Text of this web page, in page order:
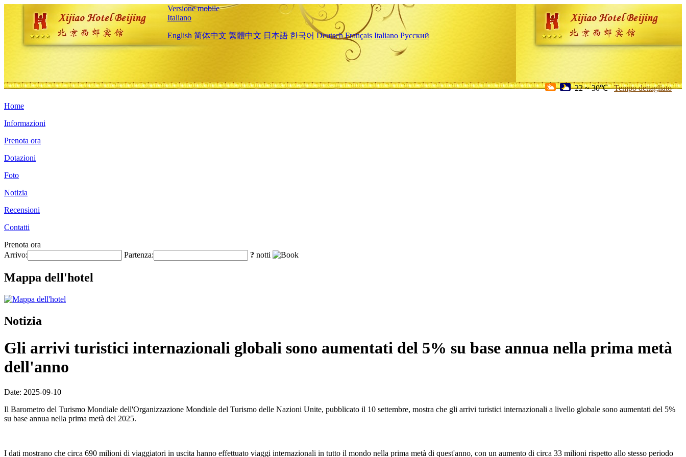
Versione mobile
Italiano
English 简体中文 繁體中文 日本語 한국어 Deutsch Français Italiano Русский
22 ~ 30℃ Tempo dettagliato
Home
Informazioni
Prenota ora
Dotazioni
Foto
Notizia
Recensioni
Contatti
Prenota ora
Arrivo:
Partenza: ? notti
Mappa dell'hotel
Notizia
Gli arrivi turistici internazionali globali sono aumentati del 5% su base annua nella prima metà
dell'anno
Date: 2025-09-10
Il Barometro del Turismo Mondiale dell'Organizzazione Mondiale del Turismo delle Nazioni Unite, pubblicato il 10 settembre, mostra che gli arrivi turistici internazionali a livello globale sono aumentati del 5%
su base annua nella prima metà del 2025.
I dati mostrano che circa 690 milioni di viaggiatori in uscita hanno effettuato viaggi internazionali in tutto il mondo nella prima metà di quest'anno, con un aumento di circa 33 milioni rispetto allo stesso periodo